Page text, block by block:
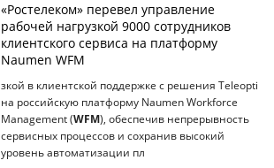
«Ростелеком» перевел управление
рабочей нагрузкой 9000 сотрудников
клиентского сервиса на платформу
Naumen WFM
зкой в клиентской поддержке с решения Teleopti
на российскую платформу Naumen Workforce
Management (WFM), обеспечив непрерывность
сервисных процессов и сохранив высокий
уровень автоматизации пл